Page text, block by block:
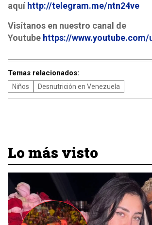
aquí http://telegram.me/ntn24ve
Visítanos en nuestro canal de
Youtube https://
Temas relacionados:
Niños Desnutrición en Venezuela
Lo más visto